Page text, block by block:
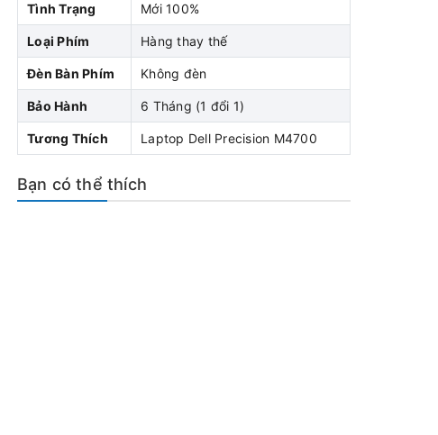
Tình Trạng Mới 100%
Loại Phím Hàng thay thế
Đèn Bàn Phím Không đèn
Bảo Hành 6 Tháng (1 đổi 1)
Tương Thích Laptop Dell Precision M4700
Bạn có thể thích